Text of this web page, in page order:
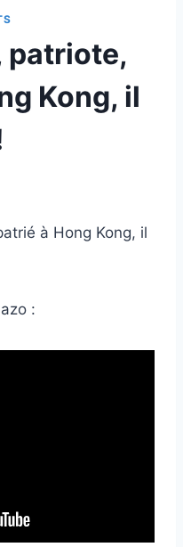
patriote,
Kong, il
à Hong Kong, il
: